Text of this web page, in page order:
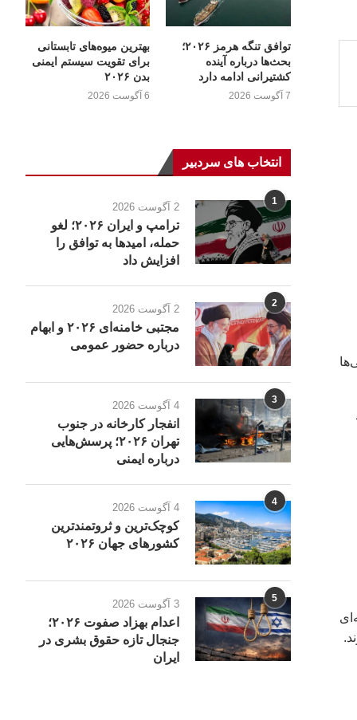
منطقه‌ای
توافق تنگه هرمز ۲۰۲۶؛
بحث‌ها درباره آینده
کشتیرانی ادامه دارد
7 آگوست 2026
بهترین میوه‌های تابستانی
برای تقویت سیستم ایمنی
بدن ۲۰۲۶
6 آگوست 2026
انتخاب های سردبیر
1 2 آگوست 2026
ترامپ و ایران ۲۰۲۶؛ لغو
حمله، امیدها به توافق را
افزایش داد
2 2 آگوست 2026
مجتبی خامنه‌ای ۲۰۲۶ و ابهام
درباره حضور عمومی
3 4 آگوست 2026
انفجار کارخانه در جنوب
تهران ۲۰۲۶؛ پرسش‌هایی
درباره ایمنی
4 4 آگوست 2026
کوچک‌ترین و ثروتمندترین
کشورهای جهان ۲۰۲۶
5 3 آگوست 2026
اعدام بهزاد صفوت ۲۰۲۶؛
جنجال تازه حقوق بشری در
ایران